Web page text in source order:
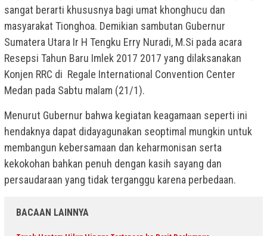
sangat berarti khususnya bagi umat khonghucu dan
masyarakat Tionghoa. Demikian sambutan Gubernur
Sumatera Utara Ir H Tengku Erry Nuradi, M.Si pada acara
Resepsi Tahun Baru Imlek 2017 2017 yang dilaksanakan
Konjen RRC di Regale International Convention Center
Medan pada Sabtu malam (21/1).
Menurut Gubernur bahwa kegiatan keagamaan seperti ini
hendaknya dapat didayagunakan seoptimal mungkin untuk
membangun kebersamaan dan keharmonisan serta
kekokohan bahkan penuh dengan kasih sayang dan
persaudaraan yang tidak terganggu karena perbedaan.
BACAAN LAINNYA